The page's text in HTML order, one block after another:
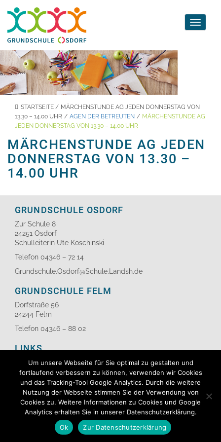
Toggle
STARTSEITE / MÄRCHENSTUNDE AG JEDEN DONNERSTAG VON
13.30 – 14.00 UHR / AGEN DER BETREUTEN / MÄRCHENSTUNDE AG
JEDEN DONNERSTAG VON 13.30 – 14.00 UHR
MÄRCHENSTUNDE AG JEDEN
DONNERSTAG VON 13.30 –
14.00 UHR
GRUNDSCHULE OSDORF
Zur Schule 8
24251 Osdorf
Schulleiterin Ute Koschinski
Telefon 04346 – 72 14
Grundschule.Osdorf@Schule.Landsh.de
GRUNDSCHULE FELM
Dorfstraße 56
24244 Felm
Telefon 04346 – 88 02
LINKS
Kontakt
Impressum
Datenschutzerklärung
Copyright © 2026 Grundschule Osdorf. Alle Rechte
vorbehalten.
Um unsere Webseite für Sie optimal zu gestalten und
fortlaufend verbessern zu können, verwenden wir Cookies
und das Tracking-Tool Google Analytics. Durch die weitere
Nutzung der Webseite stimmen Sie der Verwendung von
Cookies zu. Weitere Informationen zu Cookies und Google
Analytics erhalten Sie in unserer Datenschutzerklärung.
Ok
Zur Datenschutzerklärung